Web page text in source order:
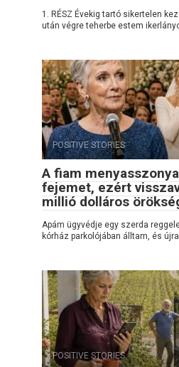
1. RÉSZ Évekig tartó sikertelen
után végre teherbe estem
POSITIVE STORIES
A fiam
fejemet, ezért
millió dolláros
Apám ügyvédje egy szerda
kórház parkolójában álltam, és újra
POSITIVE STORIES